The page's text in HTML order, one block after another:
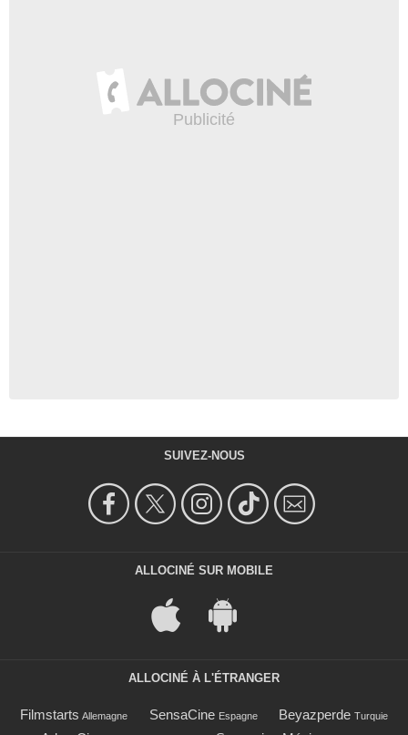
SUIVEZ-NOUS
ALLOCINÉ SUR MOBILE
ALLOCINÉ À L'ÉTRANGER
Filmstarts Allemagne SensaCine Espagne Beyazperde Turquie